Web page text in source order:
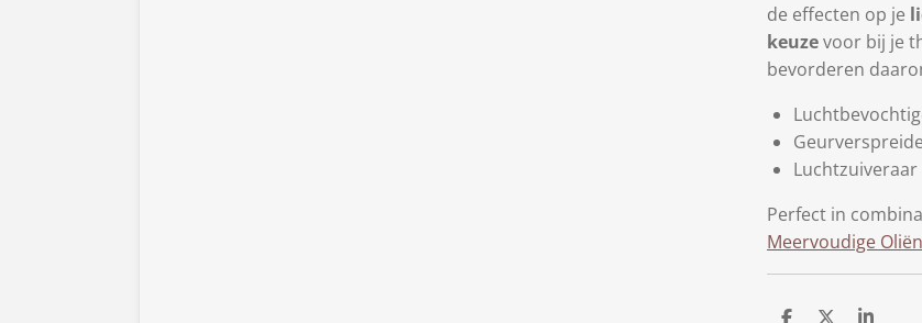
de effecten op je
keuzevoor bij je
bevorderen
Luchtzuiveraar
Perfect in
Meervoudige Oliën